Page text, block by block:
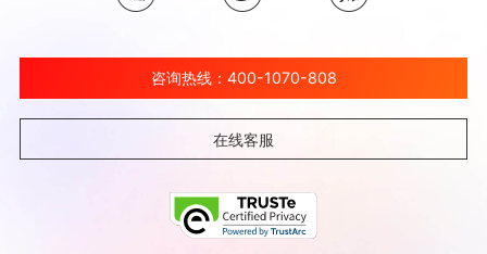
咨询热线：400-1070-808
在线客服